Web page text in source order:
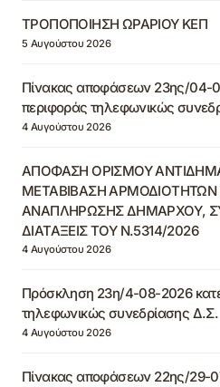
ΤΡΟΠΟΠΟΙΗΣΗ ΩΡΑΡΙΟΥ ΚΕΠ
5 Αυγούστου 2026
Πίνακας αποφάσεων 23ης/04-
περιφοράς τηλεφωνικώς
4 Αυγούστου 2026
ΑΠΟΦΑΣΗ ΟΡΙΣΜΟΥ
ΜΕΤΑΒΙΒΑΣΗ ΑΡΜΟΔΙΟΤΗΤΩΝ
ΑΝΑΠΛΗΡΩΣΗΣ ΔΗΜΑΡΧΟΥ,
ΔΙΑΤΑΞΕΙΣ ΤΟΥ Ν.5314/2026
4 Αυγούστου 2026
Πρόσκληση 23η/4-08-2026
τηλεφωνικώς συνεδρίασης Δ.Σ.
4 Αυγούστου 2026
Πίνακας αποφάσεων 22ης/29-